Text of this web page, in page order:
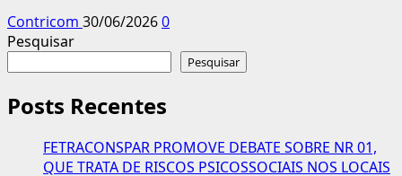
Contricom 30/06/20260
Pesquisar
Pesquisar
Posts Recentes
FETRACONSPAR PROMOVE DEBATE SOBRE NR 01,
QUE TRATA DE RISCOS PSICOSSOCIAIS NOS LOCAIS